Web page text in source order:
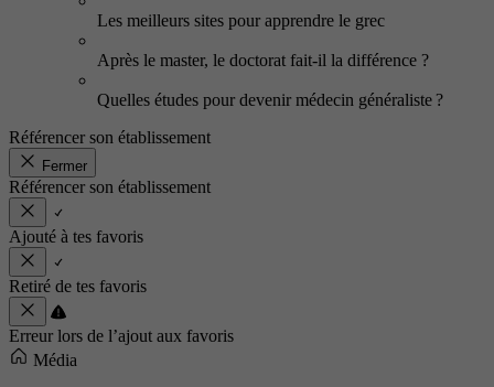
Les meilleurs sites pour apprendre le grec
Après le master, le doctorat fait-il la différence ?
Quelles études pour devenir médecin généraliste ?
Référencer son établissement
Fermer
Référencer son établissement
Ajouté à tes favoris
Retiré de tes favoris
Erreur lors de l’ajout aux favoris
Média